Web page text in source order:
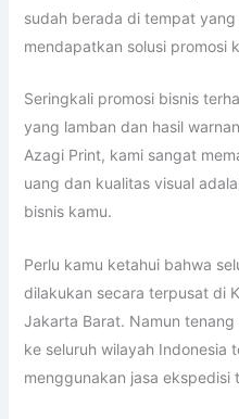
sudah berada di tempat
mendapatkan solusi promosi
Seringkali promosi bisnis
yang lamban dan hasil
Azagi Print, kami sangat
uang dan kualitas visual
bisnis kamu.
Perlu kamu ketahui bahwa
dilakukan secara terpusat di
Jakarta Barat. Namun
ke seluruh wilayah Indonesia
menggunakan jasa